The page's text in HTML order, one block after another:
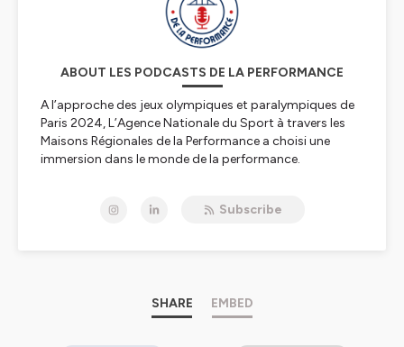
ABOUT LES PODCASTS DE LA PERFORMANCE
A l’approche des jeux olympiques et paralympiques de
Paris 2024, L’Agence Nationale du Sport à travers les
Maisons Régionales de la Performance a choisi une
immersion dans le monde de la performance.
Retrouvez aussi les podcasts de l'INSEP sur le lien
https://linktr.ee/insep
Subscribe
SHARE EMBED